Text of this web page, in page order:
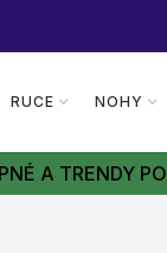
RUCE NOHY
A TRENDY